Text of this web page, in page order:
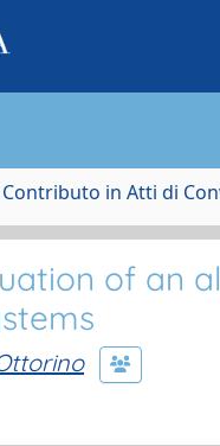
in Atti di
of an